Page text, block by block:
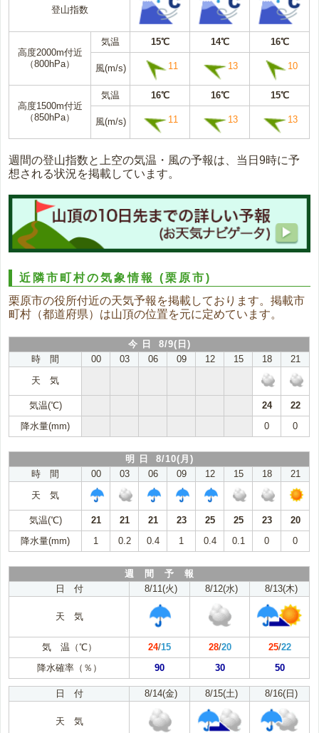
登山指数
高度2000m付近
（800hPa）
気温 15℃ 14℃ 16℃
風(m/s) 11 13 10
高度1500m付近
（850hPa）
気温 16℃ 16℃ 15℃
風(m/s) 11 13 13
週間の登山指数と上空の気温・風の予報は、当日9時に予
想される状況を掲載しています。
近隣市町村の気象情報(栗原市)
栗原市の役所付近の天気予報を掲載しております。掲載市
町村（都道府県）は山頂の位置を元に定めています。
今 日 8/9(日)
時 間
00 03 06 09 12 15 18
21
天 気
気温(℃) 24
22
降水量(mm)
0 0
明 日 8/10(月)
時 間
00 03 06 09 12 15 18
21
天 気
気温(℃) 21 21 21 23 25 25 23
20
降水量(mm)
1 0.2 0.4 1 0.4 0.1 0 0
週 間 予 報
日 付
8/11(火) 8/12(水) 8/13(木)
天 気
気 温（℃） 24/15 28/20 25/22
降水確率（％）
90 30 50
日 付 8/14(金) 8/15(土) 8/16(日)
天 気